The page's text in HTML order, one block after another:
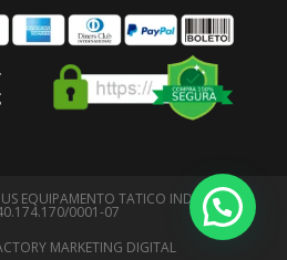
EQUIPAMENTO TATICO INDIVIDUAL -
0001-07
MARKETING DIGITAL